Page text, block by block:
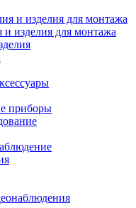
и изделия для монтажа
приборы